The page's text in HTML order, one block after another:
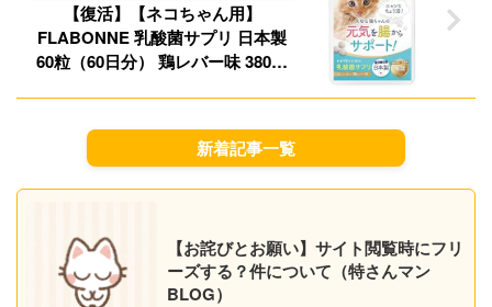
【復活】【ネコちゃん用】
FLABONNE 乳酸菌サプリ 日本製
60粒（60日分） 鶏レバー味 380円
新着記事一覧
【お詫びとお願い】サイト閲覧時にフリ
ーズする？件について（特さんマン
BLOG）